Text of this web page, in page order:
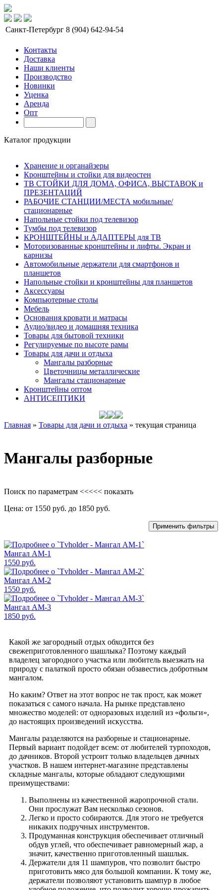
Санкт-Петербург 8 (904) 642-94-54
Контакты
Доставка
Наши клиенты
Производство
Новинки
Уценка
Аренда
Опт
Каталог продукции
Хранение и органайзеры
Кронштейны и стойки для видеостен
ТВ СТОЙКИ ДЛЯ ДОМА, ОФИСА, ВЫСТАВОК и
ПРЕЗЕНТАЦИЙ
РАБОЧИЕ СТАНЦИИ/МЕСТА мобильные/
стационарные
Напольные стойки под телевизор
Тумбы под телевизор
КРОНШТЕЙНЫ и АДАПТЕРЫ для ТВ
Моторизованные кронштейны и лифты. Экран и
карнизы
Автомобильные держатели для смартфонов и
планшетов
Напольные стойки и кронштейны для планшетов
Аксессуары
Компьютерные столы
Мебель
Основания кровати и матрасы
Аудио/видео и домашняя техника
Товары для бытовой техники
Регулируемые по высоте рамы
Товары для дачи и отдыха
Мангалы разборные
Цветочницы металлические
Мангалы стационарные
Кронштейны оптом
АНТИСЕПТИКИ
Главная » Товары для дачи и отдыха » текущая страница
Мангалы разборные
Поиск по параметрам <<<<< показать
Цена: от 1550 руб. до 1850 руб.
Применить фильтры
Мангал AM-1
1550 руб.
Мангал AM-2
1550 руб.
Мангал AM-3
1850 руб.
Какой же загородный отдых обходится без
свежеприготовленного шашлыка? Поэтому каждый
владелец загородного участка или любитель выезжать на
природу с палаткой просто обязан обзавестись добротным
мангалом.
Но каким? Ответ на этот вопрос не так прост, как может
показаться с самого начала. На рынке представлено
множество моделей: от одноразовых изделий из «фольги»,
до настоящих произведений искусства.
Мангалы разделяются на разборные и стационарные.
Первый вариант подойдет всем: от любителей турпоходов,
до дачников. Второй устроит только владельцев дачных
участков. В нашем интернет-магазине представлены
складные мангалы, которые обладают следующими
преимуществами:
Выполнены из качественной жаропрочной стали.
Они прослужат Вам несколько сезонов.
Легко и просто собираются. Для этого не требуется
никаких подручных инструментов.
Продуманная конструкция обеспечивает отличный
обдув углей, что обеспечивает равномерный жар, а
значит, качественно приготовленный шашлык.
Держатели для 11 шампуров, что позволит быстро
приготовить мясо для большой компании. К тому же,
держатели позволяют установить шампур в любое